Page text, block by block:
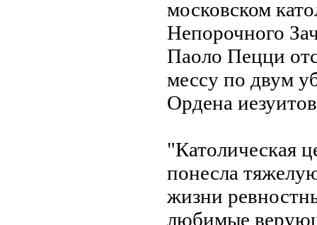
московском
Непорочного
Паоло Пецци
мессу по двум
Ордена
"Католическая
понесла
жизни
любимые